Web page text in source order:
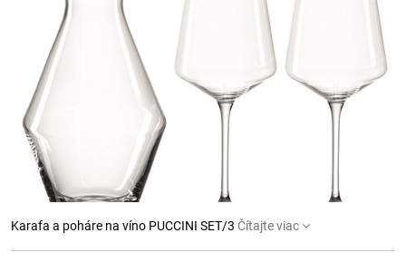
Karafa a poháre na víno PUCCINI SET/3 Čítajte viac